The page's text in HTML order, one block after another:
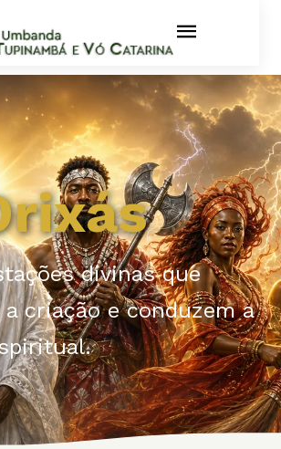
divinas que
criação e conduzem a